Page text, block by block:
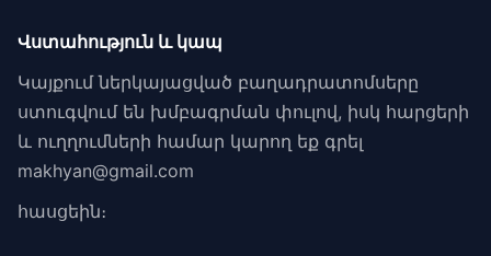
Վստահություն և կապ
Կայքում ներկայացված բաղադրատոմսերը
ստուգվում են խմբագրման փուլով, իսկ հարցերի
և ուղղումների համար կարող եք գրել
makhyan@gmail.com
հասցեին։